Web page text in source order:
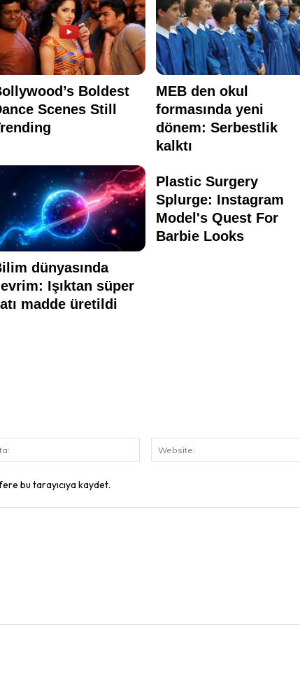
Posta:
bu tarayıcıya kaydet.